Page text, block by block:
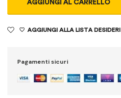
AGGIUNGI AL CARRELLO
AGGIUNGI ALLA LISTA DESIDERI
Pagamenti sicuri